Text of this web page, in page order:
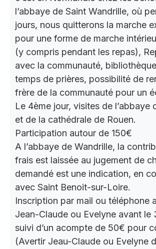
l’abbaye de Saint Wandrille, où
jours, nous quitterons la marche
pour une forme de marche
(y compris pendant les repas),
avec la communauté,
temps de prières, possibilité de
frère de la communauté pour un
Le 4ème jour, visites de l’abbaye
et de la cathédrale de Rouen.
Participation autour de 150€
A l’abbaye de Wandrille, la
frais est laissée au jugement de
demandé est une indication, en
avec Saint Benoit-sur-Loire.
Inscription par mail ou téléphone
Jean-Claude ou Evelyne avant le
suivi d’un acompte de 50€ pour
(Avertir Jeau-Claude ou Evelyne